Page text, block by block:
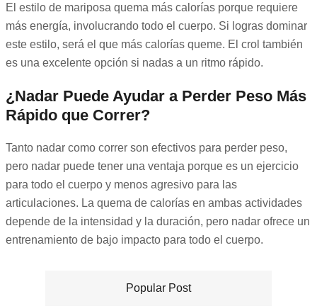
El estilo de mariposa quema más calorías porque requiere
más energía, involucrando todo el cuerpo. Si logras dominar
este estilo, será el que más calorías queme. El crol también
es una excelente opción si nadas a un ritmo rápido.
¿Nadar Puede Ayudar a Perder Peso Más
Rápido que Correr?
Tanto nadar como correr son efectivos para perder peso,
pero nadar puede tener una ventaja porque es un ejercicio
para todo el cuerpo y menos agresivo para las
articulaciones. La quema de calorías en ambas actividades
depende de la intensidad y la duración, pero nadar ofrece un
entrenamiento de bajo impacto para todo el cuerpo.
Popular Post